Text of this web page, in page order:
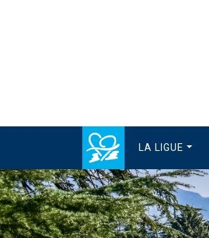
LA LIGUE